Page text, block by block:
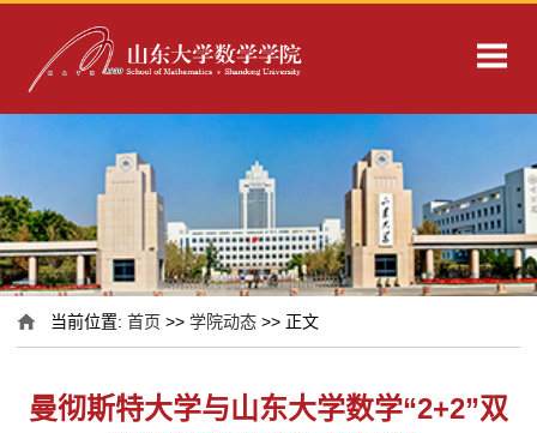
当前位置:首页 >>学院动态 >> 正文
曼彻斯特大学与山东大学数学“2+2”双